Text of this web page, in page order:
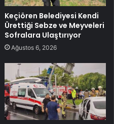
Keçiören Belediyesi Kendi
Ürettiği Sebze ve Meyveleri
Sofralara Ulaştırıyor
Ağustos 6, 2026